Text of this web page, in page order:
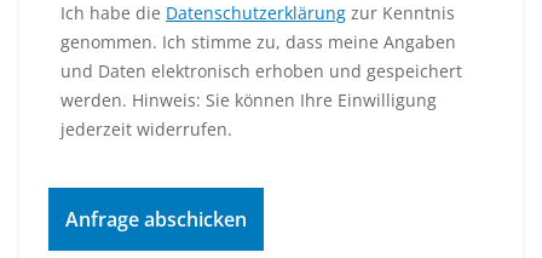
Ich habe die Datenschutzerklärung zur Kenntnis
genommen. Ich stimme zu, dass meine Angaben
und Daten elektronisch erhoben und gespeichert
werden. Hinweis: Sie können Ihre Einwilligung
jederzeit widerrufen.